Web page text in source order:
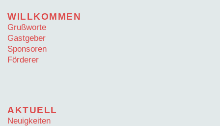
WILLKOMMEN
Grußworte
Gastgeber
Sponsoren
Förderer
AKTUELL
Neuigkeiten